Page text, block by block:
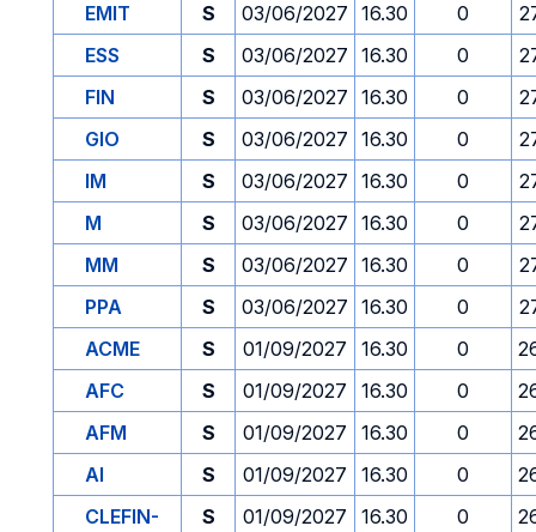
EMIT
S 03/06/2027 16.30 0
ESS
S 03/06/2027 16.30 0
FIN
S 03/06/2027 16.30 0
GIO
S 03/06/2027 16.30 0
IM
S 03/06/2027 16.30 0
M
S 03/06/2027 16.30 0
MM
S 03/06/2027 16.30 0
PPA
S 03/06/2027 16.30 0
ACME
S 01/09/2027 16.30 0
AFC
S 01/09/2027 16.30 0
AFM
S 01/09/2027 16.30 0
AI
S 01/09/2027 16.30 0
CLEFIN-
S 01/09/2027 16.30 0